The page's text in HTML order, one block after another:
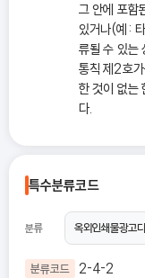
그 안에 포함
있거나(예:
류될 수 있는
통칙 제2호
한 것이 없는
다.
특수분류코드
분류
분류코드 2-4-2